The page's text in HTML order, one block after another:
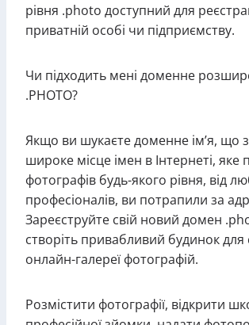
рівня .photo доступний для
приватній особі чи підприємству.
Чи підходить мені доменне
.PHOTO?
Якщо ви шукаєте доменне ім’я, що
широке місце імен в Інтернеті, яке
фотографів будь-якого рівня, від
професіоналів, ви потрапили за
Зареєструйте свій новий домен
створіть привабливий будинок для
онлайн-галереї фотографій.
Розмістити фотографії, відкрити